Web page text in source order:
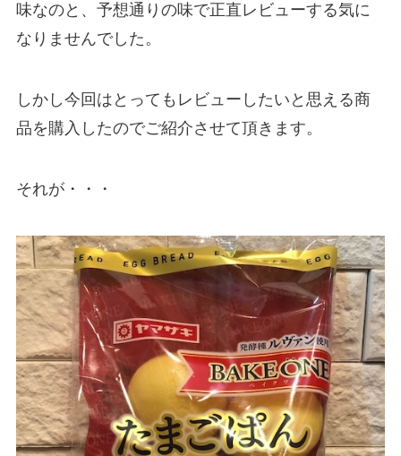
味なのと、予想通りの味で正直レビューする気に
なりませんでした。
しかし今回はとってもレビューしたいと思える商
品を購入したのでご紹介させて頂きます。
それが・・・